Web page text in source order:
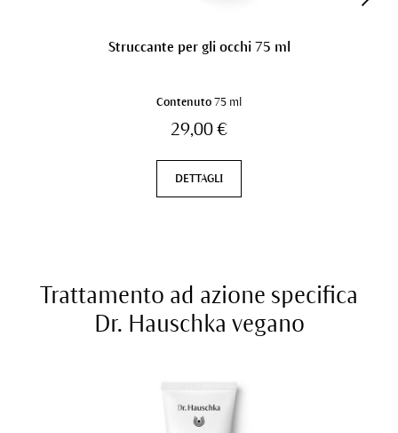
Struccante per gli occhi 75 ml
Contenuto 75 ml
29,00 €
DETTAGLI
Trattamento ad azione specifica
Dr. Hauschka vegano